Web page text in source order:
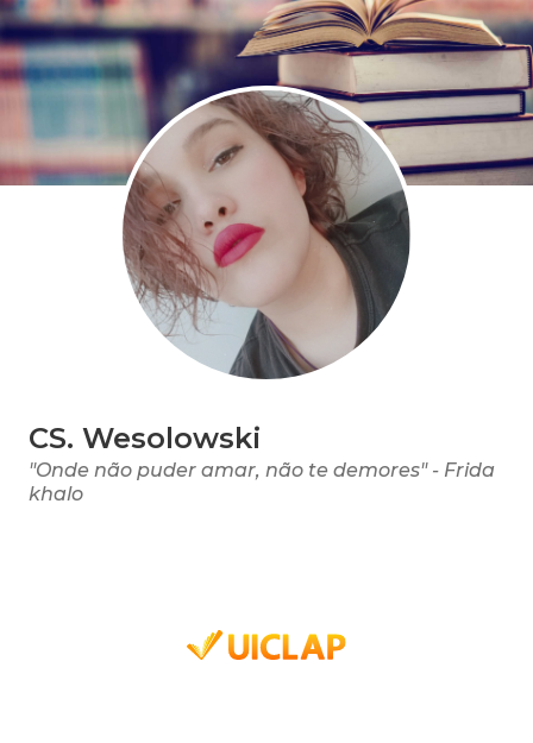
CS. Wesolowski
"Onde não puder amar, não te demores" - Frida
khalo